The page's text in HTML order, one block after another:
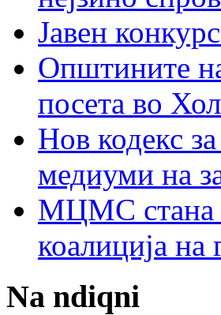
Јавен
Општините
посета во
Нов кодекс
медиуми на
МЦМС стана
коалиција
Na ndiqni